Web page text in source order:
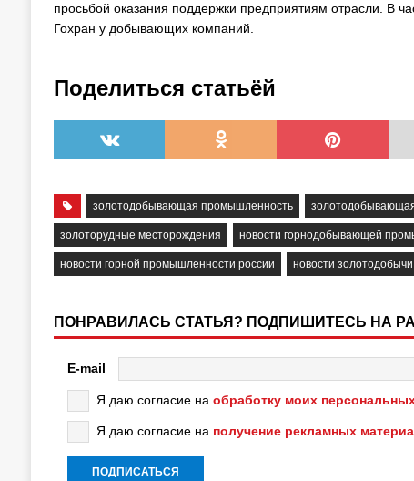
просьбой оказания поддержки предприятиям отрасли. В
Гохран у добывающих компаний.
Поделиться статьёй
золотодобывающая промышленность
золоторудные месторождения новости горнодобывающей
новости горной промышленности россии новости золотодобычи
ПОНРАВИЛАСЬ СТАТЬЯ? ПОДПИШИТЕСЬ НА
E-mail
Я даю согласие на обработку моих
Я даю согласие на получение рекламных